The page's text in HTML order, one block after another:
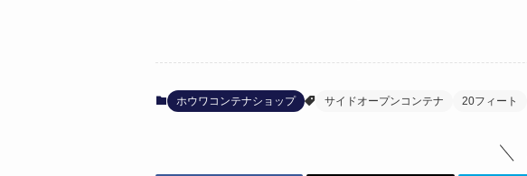
ホウワコンテナショップ サイドオープンコンテナ 20フィート